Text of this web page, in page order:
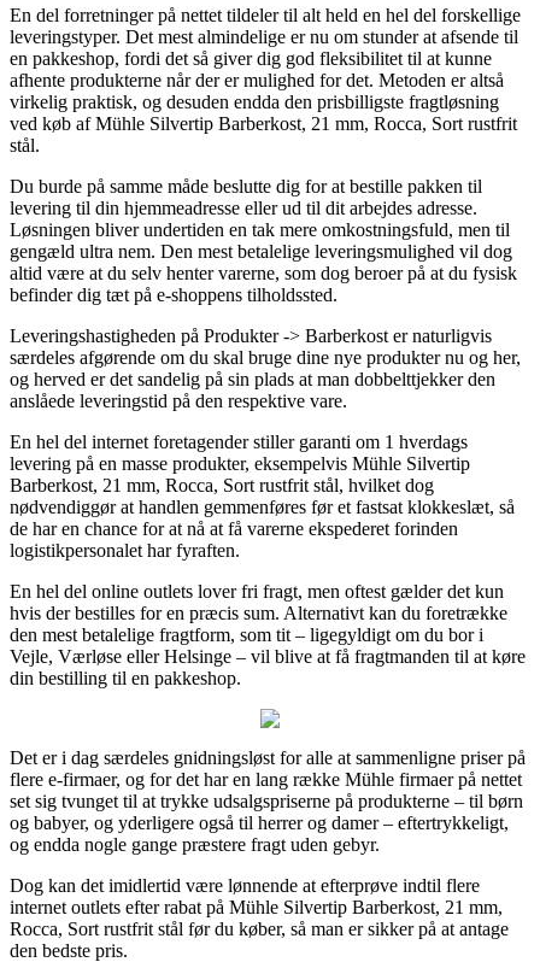
En del forretninger på nettet tildeler til alt held en hel del forskellige
leveringstyper. Det mest almindelige er nu om stunder at afsende til
en pakkeshop, fordi det så giver dig god fleksibilitet til at kunne
afhente produkterne når der er mulighed for det. Metoden er altså
virkelig praktisk, og desuden endda den prisbilligste fragtløsning
ved køb af Mühle Silvertip Barberkost, 21 mm, Rocca, Sort rustfrit
stål.
Du burde på samme måde beslutte dig for at bestille pakken til
levering til din hjemmeadresse eller ud til dit arbejdes adresse.
Løsningen bliver undertiden en tak mere omkostningsfuld, men til
gengæld ultra nem. Den mest betalelige leveringsmulighed vil dog
altid være at du selv henter varerne, som dog beroer på at du fysisk
befinder dig tæt på e-shoppens tilholdssted.
Leveringshastigheden på Produkter -> Barberkost er naturligvis
særdeles afgørende om du skal bruge dine nye produkter nu og her,
og herved er det sandelig på sin plads at man dobbelttjekker den
anslåede leveringstid på den respektive vare.
En hel del internet foretagender stiller garanti om 1 hverdags
levering på en masse produkter, eksempelvis Mühle Silvertip
Barberkost, 21 mm, Rocca, Sort rustfrit stål, hvilket dog
nødvendiggør at handlen gemmenføres før et fastsat klokkeslæt, så
de har en chance for at nå at få varerne ekspederet forinden
logistikpersonalet har fyraften.
En hel del online outlets lover fri fragt, men oftest gælder det kun
hvis der bestilles for en præcis sum. Alternativt kan du foretrække
den mest betalelige fragtform, som tit – ligegyldigt om du bor i
Vejle, Værløse eller Helsinge – vil blive at få fragtmanden til at køre
din bestilling til en pakkeshop.
Det er i dag særdeles gnidningsløst for alle at sammenligne priser på
flere e-firmaer, og for det har en lang række Mühle firmaer på nettet
set sig tvunget til at trykke udsalgspriserne på produkterne – til børn
og babyer, og yderligere også til herrer og damer – eftertrykkeligt,
og endda nogle gange præstere fragt uden gebyr.
Dog kan det imidlertid være lønnende at efterprøve indtil flere
internet outlets efter rabat på Mühle Silvertip Barberkost, 21 mm,
Rocca, Sort rustfrit stål før du køber, så man er sikker på at antage
den bedste pris.